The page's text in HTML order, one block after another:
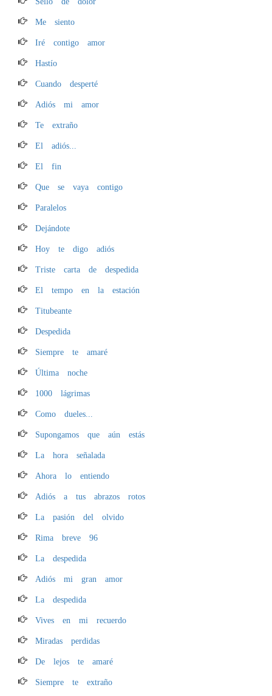
Me siento
Iré contigo amor
Hastío
Cuando desperté
Adiós mi amor
Te extraño
El adiós...
El fin
Que se vaya contigo
Paralelos
Dejándote
Hoy te digo adiós
Triste carta de despedida
El tempo en la estación
Titubeante
Despedida
Siempre te amaré
Última noche
1000 lágrimas
Como dueles...
Supongamos que aún estás
La hora señalada
Ahora lo entiendo
Adiós a tus abrazos rotos
La pasión del olvido
Rima breve 96
La despedida
Adiós mi gran amor
La despedida
Vives en mi recuerdo
Miradas perdidas
De lejos te amaré
Siempre te extraño